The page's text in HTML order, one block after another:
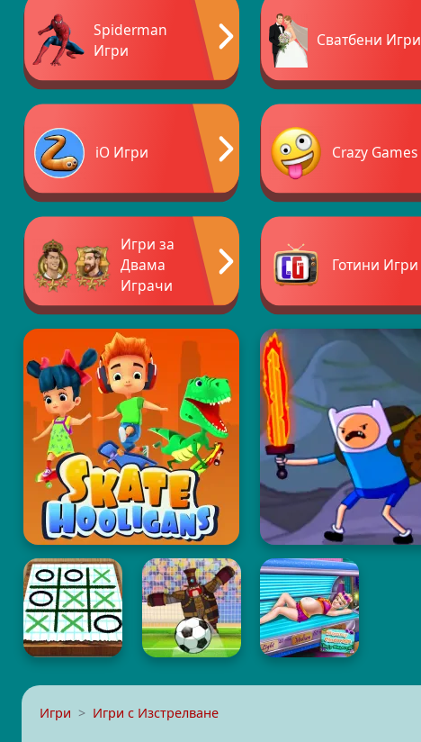
Spiderman
Игри
Сватбени Игри
iO Игри Crazy Games
Игри за
Двама
Играчи
Готини Игри
Игри Игри с Изстрелване